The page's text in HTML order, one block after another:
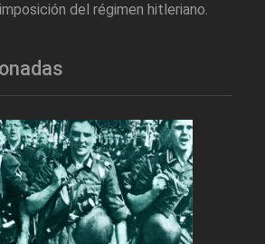
del régimen hitleriano.